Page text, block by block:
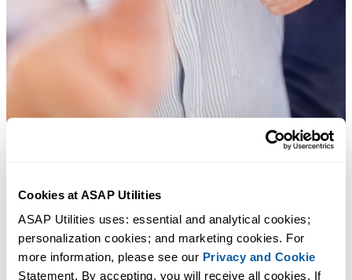
Cookies at ASAP Utilities
ASAP Utilities uses: essential and analytical cookies;
personalization cookies; and marketing cookies. For
more information, please see our Privacy and Cookie
Statement. By accepting, you will receive all cookies. If
Bespaar tijd in Excel. Snel en eenvoudig.
ASAP Utilities helpt je tijd besparen en dingen doen die Excel alleen